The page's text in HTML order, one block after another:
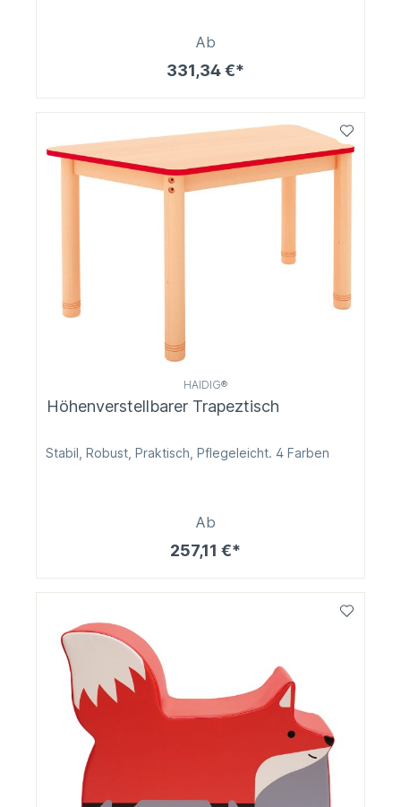
Ab
331,34 €*
HAIDIG®
Höhenverstellbarer Trapeztisch
Stabil, Robust, Praktisch, Pflegeleicht. 4 Farben
Ab
257,11 €*